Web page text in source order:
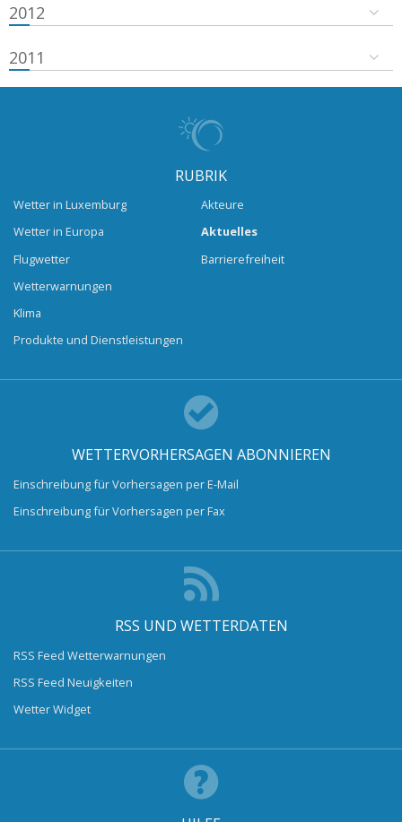
2012
2011
RUBRIK
Wetter in Luxemburg
Wetter in Europa
Flugwetter
Wetterwarnungen
Klima
Produkte und Dienstleistungen
Akteure
Aktuelles
Barrierefreiheit
WETTERVORHERSAGEN ABONNIEREN
Einschreibung für Vorhersagen per E-Mail
Einschreibung für Vorhersagen per Fax
RSS UND WETTERDATEN
RSS Feed Wetterwarnungen
RSS Feed Neuigkeiten
Wetter Widget